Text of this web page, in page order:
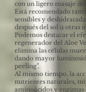
con un ligero masaje
Está recomendado
sensibles y
después del sol u otras
Podemos destacar el
regenerador del Aloe
elimina las células
dando mayor
peeling”.
Al mismo tiempo, la
nutrientes naturales,
aminoácidos y enzimas